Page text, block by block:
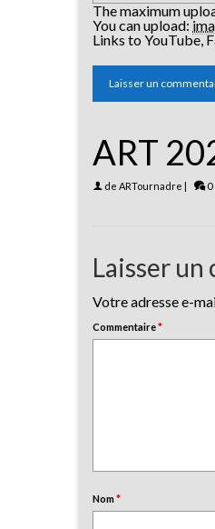
The maximum
You can upload:
Links to YouTube,
ART
de ARTournadre | 0
Laisser
Votre adresse e-
Commentaire*
Nom*